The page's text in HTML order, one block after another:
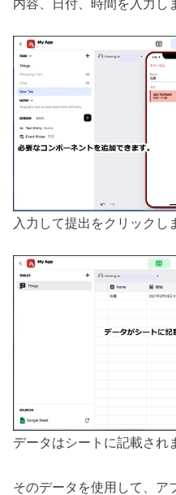
内容、日付、時間を入力し
入力して提出をクリックし
データはシートに記載され
そのデータを使用して、ア